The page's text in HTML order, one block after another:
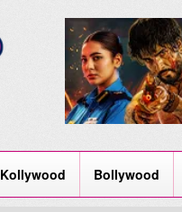
Kollywood Bollywood